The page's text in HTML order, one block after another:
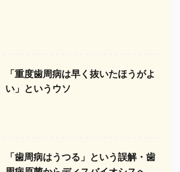
「重度歯周病は早く抜いたほうがよ
い」というウソ
「歯周病はうつる」という誤解・歯